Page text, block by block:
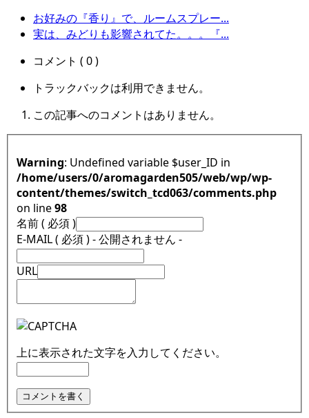
お好みの『香り』で、ルームスプレー...
実は、みどりも影響されてた。。。『...
コメント ( 0 )
トラックバックは利用できません。
この記事へのコメントはありません。
Warning : Undefined variable $user_ID in
/home/users/0/aromagarden505/web/wp/wp-
content/themes/switch_tcd063/comments.php
on line98
名前 ( 必須 )
E-MAIL ( 必須 ) - 公開されません -
URL
上に表示された文字を入力してください。